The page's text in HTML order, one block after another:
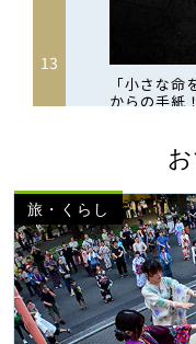
旅・くらし